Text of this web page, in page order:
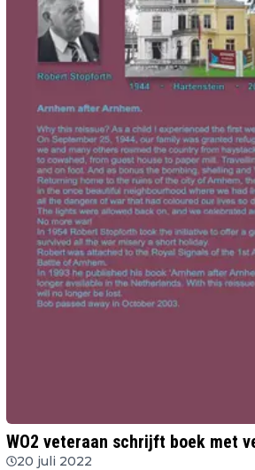
WO2 veteraan schrijft boek met
20 juli 2022